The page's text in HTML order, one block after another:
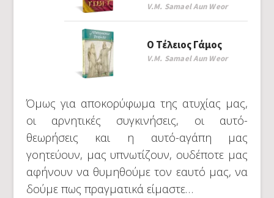
V.M. Samael Aun Weor
Ο Τέλειος Γάμος
V.M. Samael Aun Weor
Όμως για αποκορύφωμα της ατυχίας μας,
οι αρνητικές συγκινήσεις, οι αυτό-
θεωρήσεις και η αυτό-αγάπη μας
γοητεύουν, μας υπνωτίζουν, ουδέποτε μας
αφήνουν να θυμηθούμε τον εαυτό μας, να
δούμε πως πραγματικά είμαστε…